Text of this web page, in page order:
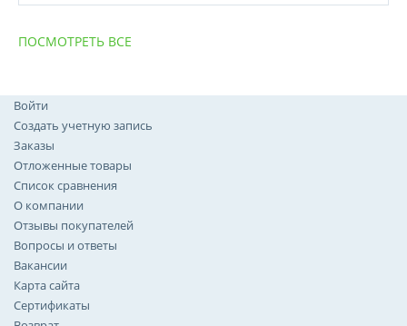
ПОСМОТРЕТЬ ВСЕ
Войти
Создать учетную запись
Заказы
Отложенные товары
Список сравнения
О компании
Отзывы покупателей
Вопросы и ответы
Вакансии
Карта сайта
Сертификаты